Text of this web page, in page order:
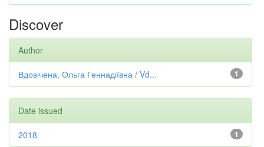
Discover
Author
1
Вдовічена, Ольга Геннадіївна / Vd...
Date issued
1
2018